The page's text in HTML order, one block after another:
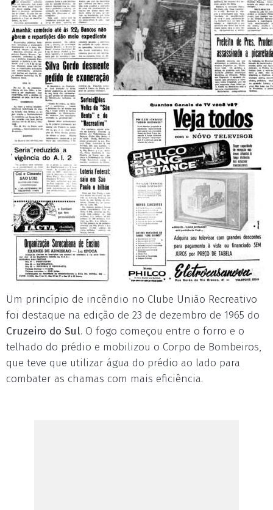
Um princípio de incêndio no Clube União Recreativo
foi destaque na edição de 23 de dezembro de 1965 do
Cruzeiro do Sul. O fogo começou entre o forro e o
telhado do prédio e mobilizou o Corpo de Bombeiros,
que teve que utilizar água do prédio ao lado para
combater as chamas com mais eficiência.